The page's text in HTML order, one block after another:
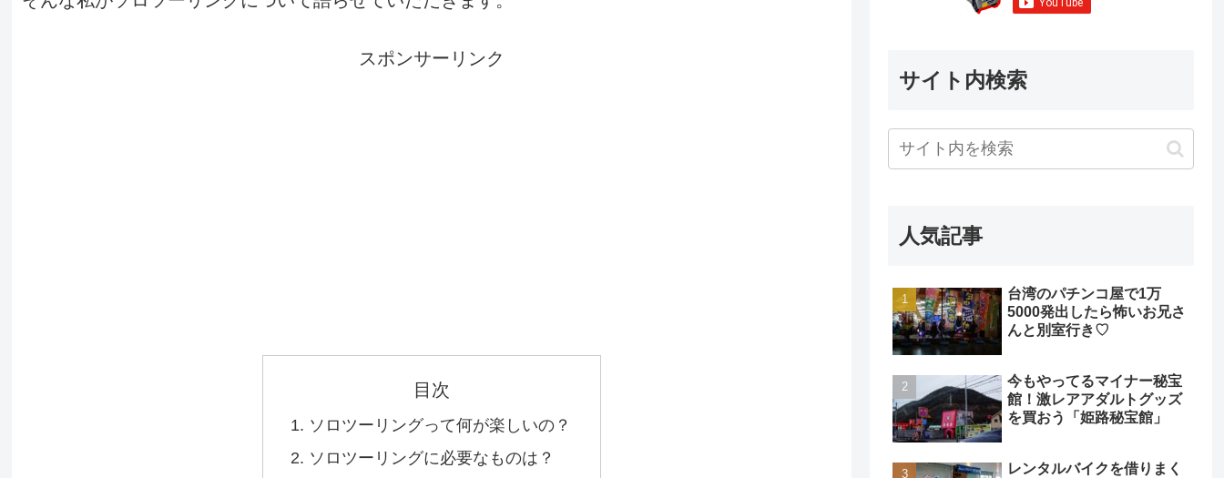
スポンサーリンク
目次
ソロツーリングって何が楽しいの？
ソロツーリングに必要なものは？
サイト内検索
人気記事
台湾のパチンコ屋で1万
5000発出したら怖いお兄さ
んと別室行き♡
今もやってるマイナー秘宝
館！激レアアダルトグッズ
を買おう「姫路秘宝館」
レンタルバイクを借りまく